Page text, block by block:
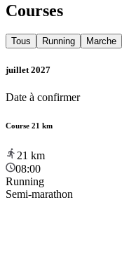
Courses
Tous Running Marche
juillet 2027
Date à confirmer
Course 21 km
21 km
08:00
Running
Semi-marathon